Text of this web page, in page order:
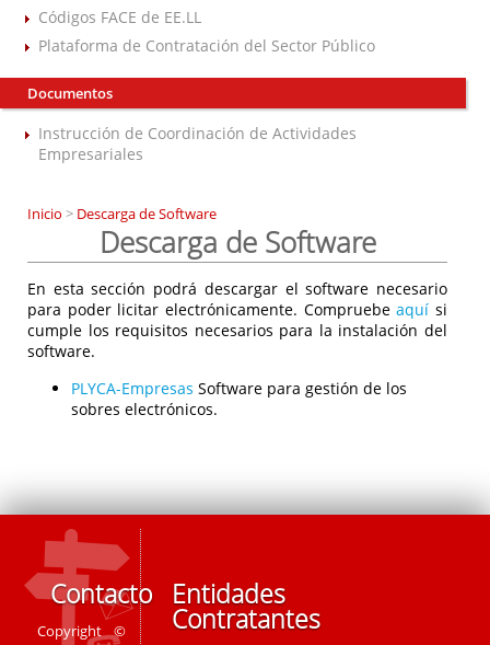
Códigos FACE de EE.LL
Plataforma de Contratación del Sector Público
Documentos
Instrucción de Coordinación de Actividades
Empresariales
Inicio > Descarga de Software
Descarga de Software
En esta sección podrá descargar el software necesario
para poder licitar electrónicamente. Compruebeaquí si
cumple los requisitos necesarios para la instalación del
software.
PLYCA-Empresas Software para gestión de los
sobres electrónicos.
Contacto
Copyright ©
Entidades
Contratantes